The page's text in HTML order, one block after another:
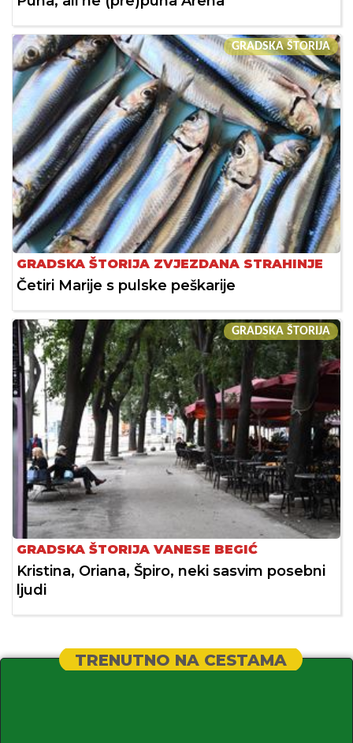
GRADSKA ŠTORIJA
GRADSKA ŠTORIJA ZVJEZDANA STRAHINJE
Četiri Marije s pulske peškarije
GRADSKA ŠTORIJA
GRADSKA ŠTORIJA VANESE BEGIĆ
Kristina, Oriana, Špiro, neki sasvim posebni
ljudi
TRENUTNO NA CESTAMA